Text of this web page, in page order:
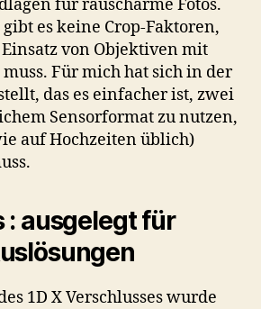
für rauscharme Fotos.
es keine Crop-Faktoren,
von Objektiven mit
Für mich hat sich in der
das es einfacher ist, zwei
Sensorformat zu nutzen,
auf Hochzeiten üblich)
: ausgelegt für
1D X Verschlusses wurde